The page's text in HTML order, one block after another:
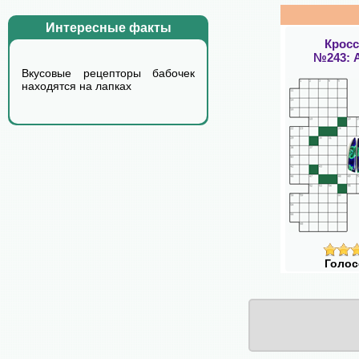
Интересные факты
Вкусовые рецепторы бабочек
находятся на лапках
№243: